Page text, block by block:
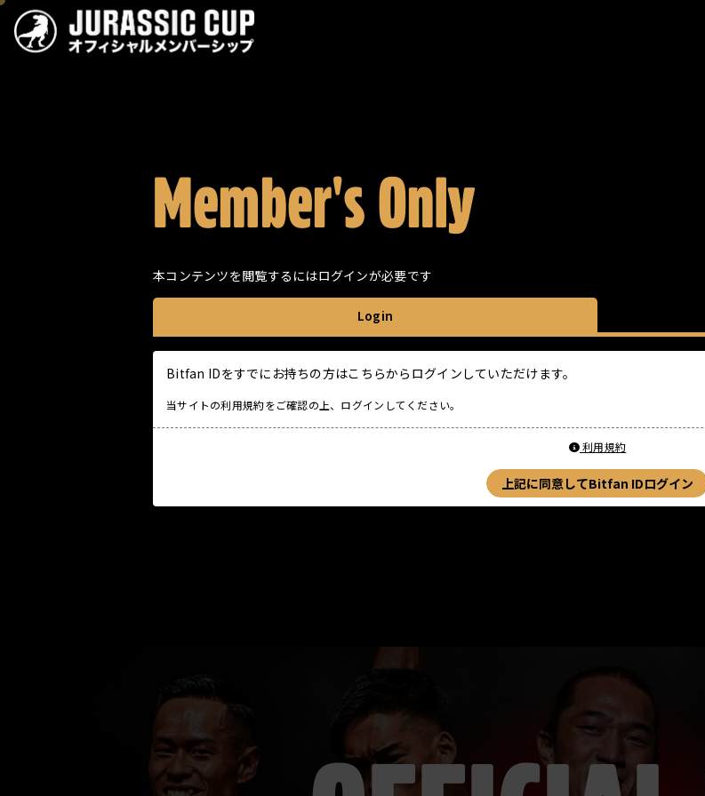
JURASSIC CUP オフィシャルメンバーシップ
Member's Only
本コンテンツを閲覧するにはログインが必要です
Login
Bitfan IDをすでにお持ちの方はこちらからログインしていただけます。
当サイトの利用規約をご確認の上、ログインしてください。
利用規約
上記に同意してBitfan IDログイン